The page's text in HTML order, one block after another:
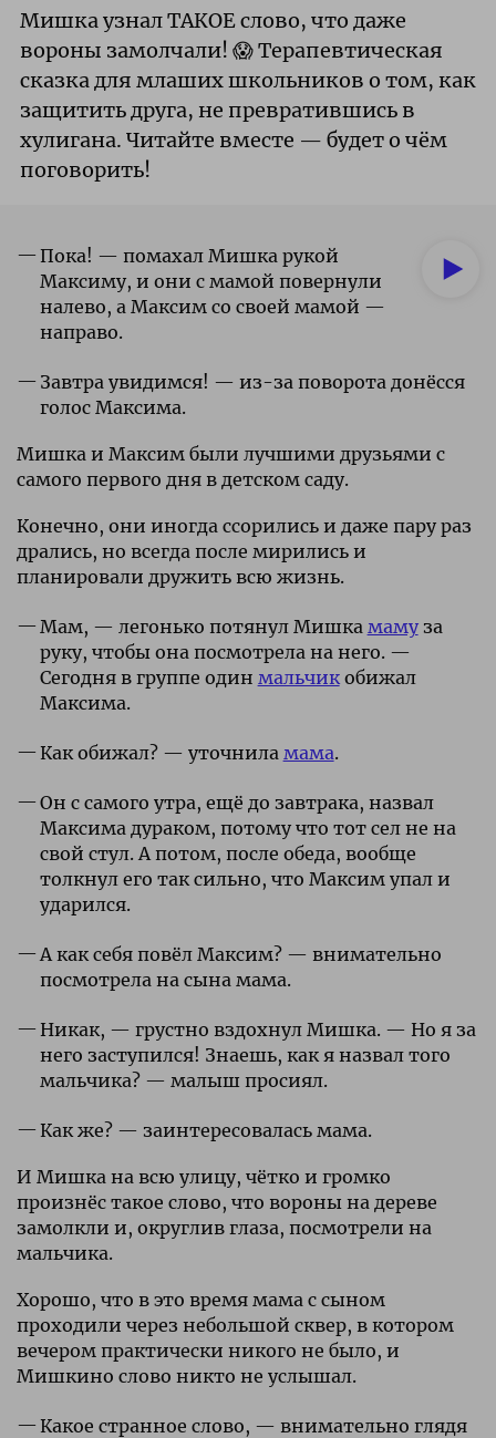
Мишка узнал ТАКОЕ слово, что даже
вороны замолчали! 😱 Терапевтическая
сказка для млаших школьников о том, как
защитить друга, не превратившись в
хулигана. Читайте вместе — будет о чём
поговорить!
Пока! — помахал Мишка рукой
Максиму, и они с мамой повернули
налево, а Максим со своей мамой —
направо.
Завтра увидимся! — из-за поворота донёсся
голос Максима.
Мишка и Максим были лучшими друзьями с
самого первого дня в детском саду.
Конечно, они иногда ссорились и даже пару раз
дрались, но всегда после мирились и
планировали дружить всю жизнь.
Мам, — легонько потянул Мишка мамуза
руку, чтобы она посмотрела на него. —
Сегодня в группе один мальчикобижал
Максима.
Как обижал? — уточнила мама.
Он с самого утра, ещё до завтрака, назвал
Максима дураком, потому что тот сел не на
свой стул. А потом, после обеда, вообще
толкнул его так сильно, что Максим упал и
ударился.
А как себя повёл Максим? — внимательно
посмотрела на сына мама.
Никак, — грустно вздохнул Мишка. — Но я за
него заступился! Знаешь, как я назвал того
мальчика? — малыш просиял.
Как же? — заинтересовалась мама.
И Мишка на всю улицу, чётко и громко
произнёс такое слово, что вороны на дереве
замолкли и, округлив глаза, посмотрели на
мальчика.
Хорошо, что в это время мама с сыном
проходили через небольшой сквер, в котором
вечером практически никого не было, и
Мишкино слово никто не услышал.
Какое странное слово, — внимательно глядя